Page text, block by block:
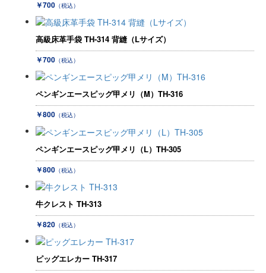
￥700 （税込）
高級床革手袋 TH-314 背縫（Lサイズ）
￥700 （税込）
ペンギンエースピッグ甲メリ（M）TH-316
￥800 （税込）
ペンギンエースピッグ甲メリ（L）TH-305
￥800 （税込）
牛クレスト TH-313
￥820 （税込）
ピッグエレカー TH-317